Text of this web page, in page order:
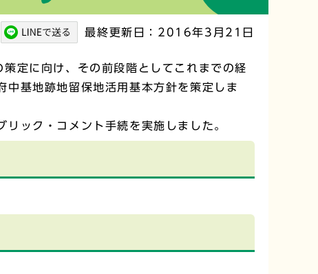
最終更新日：2016年3月21日
定に向け、その前段階としてこれまでの経
基地跡地留保地活用基本方針を策定しま
ック・コメント手続を実施しました。